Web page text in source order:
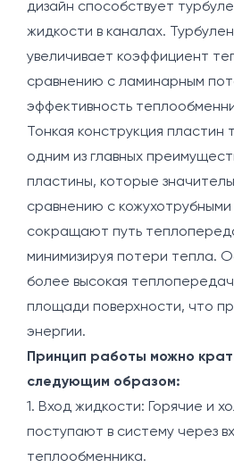
дизайн способствует
жидкости в каналах.
увеличивает коэффициент
сравнению с ламинарным
эффективность
Тонкая конструкция пластин
одним из главных
пластины, которые
сравнению с
сокращают путь
минимизируя потери тепла.
более высокая
площади поверхности, что
энергии.
Принцип работы можно
следующим образом:
1. Вход жидкости: Горячие и
поступают в систему через
теплообменника.